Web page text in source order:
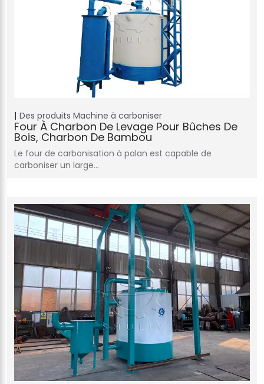
Des produits Machine à carboniser
Four À Charbon De Levage Pour Bûches De
Bois, Charbon De Bambou
Le four de carbonisation à palan est capable de
carboniser un large…